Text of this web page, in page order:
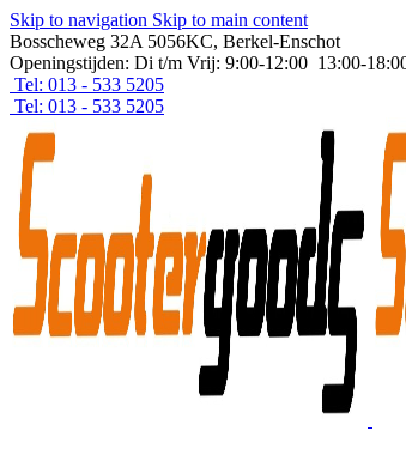
Skip to navigation Skip to main content
Bosscheweg 32A 5056KC, Berkel-Enschot
Openingstijden: Di t/m Vrij: 9:00-12:00 13:00-
Tel: 013 - 533 5205
Tel: 013 - 533 5205